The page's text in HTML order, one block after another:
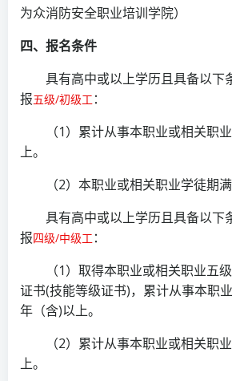
为众消防安全职业培训学院）
四、报名条件
具有高中或以上学历且具备以下
报五级/初级工 ：
（1）累计从事本职业或相关职业
上。
（2）本职业或相关职业学徒期满
具有高中或以上学历且具备以下
报四级/中级工 ：
（1）取得本职业或相关职业五
证书(技能等级证书)，累计从事本职
年（含)以上。
（2）累计从事本职业或相关职业
上。